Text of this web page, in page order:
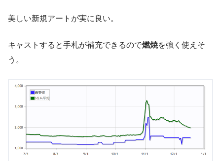
美しい新規アートが実に良い。
キャストすると手札が補充できるので燃焼を強く使えそ
う。